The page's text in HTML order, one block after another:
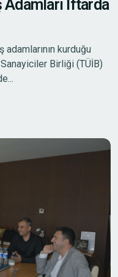
İftarda
kurduğu
Birliği (TÜİB)